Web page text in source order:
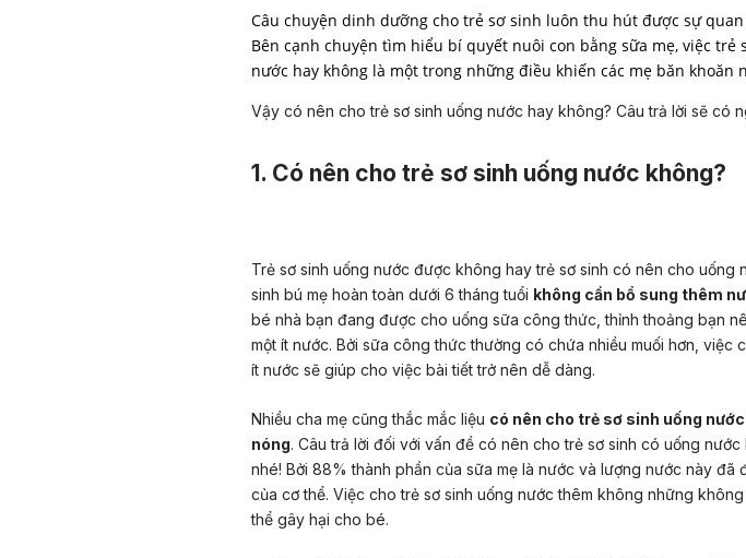
Câu chuyện dinh dưỡng cho trẻ sơ sinh luôn thu hút được sự quan
Bên cạnh chuyện tìm hiểu bí quyết nuôi con bằng sữa mẹ, việc trẻ
nước hay không là một trong những điều khiến các mẹ băn khoăn
Vậy có nên cho trẻ sơ sinh uống nước hay không? Câu trả lời sẽ có
1. Có nên cho trẻ sơ sinh uống nước không?
Trẻ sơ sinh uống nước được không hay trẻ sơ sinh có nên cho uống
sinh bú mẹ hoàn toàn dưới 6 tháng tuổi không cần bổ sung thêm
bé nhà bạn đang được cho uống sữa công thức, thỉnh thoảng bạn
một ít nước. Bởi sữa công thức thường có chứa nhiều muối hơn, việc
ít nước sẽ giúp cho việc bài tiết trở nên dễ dàng.
Nhiều cha mẹ cũng thắc mắc liệu có nên cho trẻ sơ sinh uống
nóng. Câu trả lời đối với vấn đề có nên cho trẻ sơ sinh có uống nước
nhé! Bởi 88% thành phần của sữa mẹ là nước và lượng nước này đã
của cơ thể. Việc cho trẻ sơ sinh uống nước thêm không những
thể gây hại cho bé.